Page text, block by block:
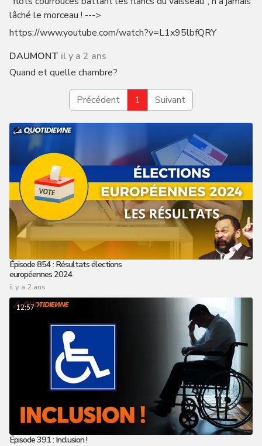
lâché le morceau ! --->
https://www.youtube.com/watch?v=L1x95lbfQRY
DAUMONT il y a 2 ans
Quand et quelle chambre?
Précédent 1 Suivant
Épisode 854 : Résultats élections
européennes 2024
il y a 2 ans
12:57
Épisode 391 : Inclusion !